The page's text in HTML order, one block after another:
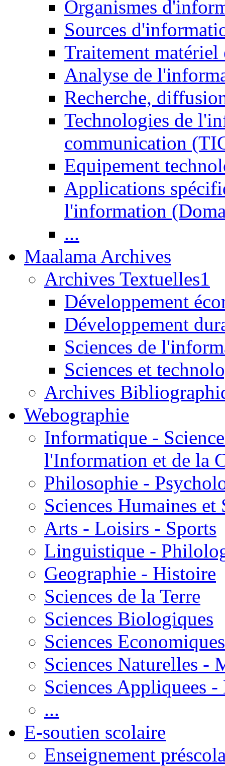
Organismes
Sources
Traitement matériel
Analyse de
Recherche,
Technologies de
communication
Equipement
Applications
l'information
...
Maalama Archives
Archives Textuelles1
Développement
Développement
Sciences de
Sciences et
Archives
Webographie
Informatique -
l'Information et de la
Philosophie -
Sciences Humaines et
Arts - Loisirs - Sports
Linguistique -
Geographie - Histoire
Sciences de la Terre
Sciences Biologiques
Sciences Economiques
Sciences Naturelles -
Sciences Appliquees
...
E-soutien scolaire